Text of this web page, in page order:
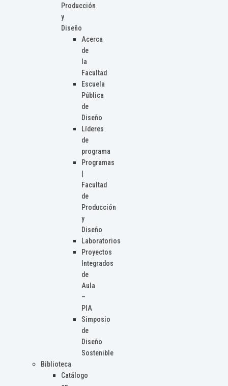
Producción
y
Diseño
Acerca
de
la
Facultad
Escuela
Pública
de
Diseño
Líderes
de
programa
Programas
Facultad
de
Producción
y
Diseño
Laboratorios
Proyectos
Integrados
de
Aula
–
PIA
Simposio
de
Diseño
Sostenible
Biblioteca
Catálogo